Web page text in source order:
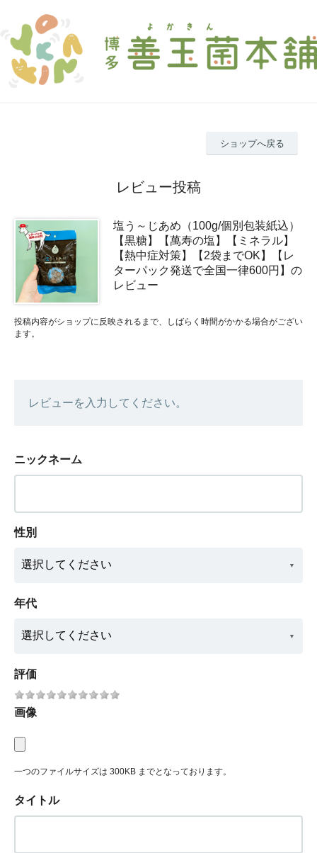
ショップへ戻る
レビュー投稿
塩う～じあめ（100g/個別包装紙込）
【黒糖】【萬寿の塩】【ミネラル】
【熱中症対策】【2袋までOK】【レ
ターパック発送で全国一律600円】の
レビュー
投稿内容がショップに反映されるまで、しばらく時間がかかる場合がござい
ます。
レビューを入力してください。
ニックネーム
性別
年代
評価
画像
一つのファイルサイズは 300KB までとなっております。
タイトル